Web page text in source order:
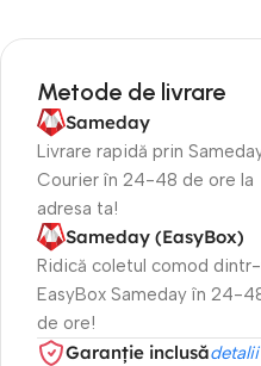
Metode de livrare
Sameday
Livrare rapidă prin
Courier în 24-48 de ore la
adresa ta!
Sameday (EasyBox)
Ridică coletul comod
EasyBox Sameday în 24-
de ore!
Garanție inclusădetalii